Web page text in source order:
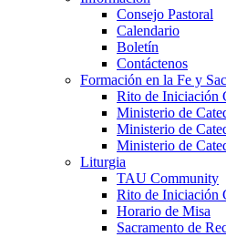
Consejo Pastoral
Calendario
Boletín
Contáctenos
Formación en la Fe y
Rito de Iniciación
Ministerio de
Ministerio de
Ministerio de
Liturgia
TAU Community
Rito de Iniciación
Horario de Misa
Sacramento de